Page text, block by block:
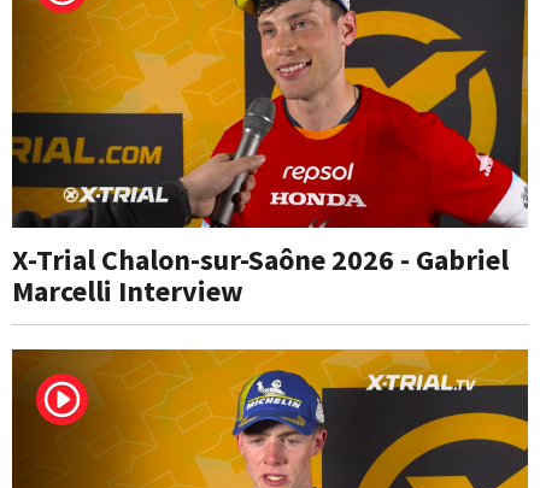
X-Trial Chalon-sur-Saône 2026 - Gabriel
Marcelli Interview